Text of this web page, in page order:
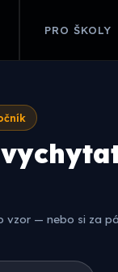
PRO ŠKOLY
vzor — nebo si za